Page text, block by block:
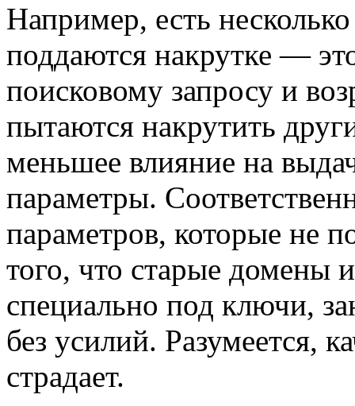
Например, есть
поддаются накрутке —
поисковому запросу и
пытаются накрутить
меньшее влияние на
параметры.
параметров, которые не
того, что старые домены
специально под ключи,
без усилий. Разумеется,
страдает.